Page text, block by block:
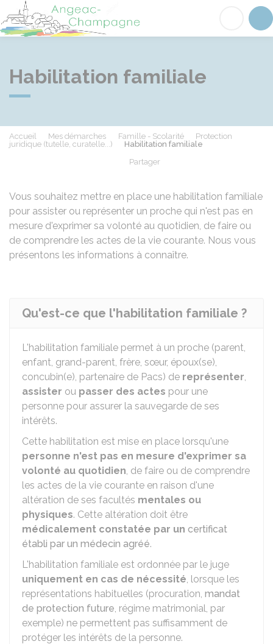
Angeac-Champagne
Habilitation familiale
Accueil Mes démarches Famille - Scolarité
Protection
juridique (tutelle, curatelle...)
Habilitation familiale
Partager
Vous souhaitez mettre en place une habilitation familiale
pour assister ou représenter un proche qui n'est pas en
mesure d'exprimer sa volonté au quotidien, de faire ou
de comprendre les actes de la vie courante. Nous vous
présentons les informations à connaître.
Qu'est-ce que l'habilitation familiale ?
L'habilitation familiale permet à un proche (parent,
enfant, grand-parent, frère, sœur, époux(se),
concubin(e), partenaire de Pacs) de représenter,
assister ou passer des actes pour une
personne pour assurer la sauvegarde de ses
intérêts.
Cette habilitation est mise en place lorsqu'une
personne n'est pas en mesure d'exprimer sa
volonté au quotidien, de faire ou de comprendre
les actes de la vie courante en raison d'une
altération de ses facultés mentales ou
physiques. Cette altération doit être
médicalement constatée par un certificat
établi par un médecin agréé.
L'habilitation familiale est ordonnée par le juge
uniquement en cas de nécessité, lorsque les
représentations habituelles (procuration, mandat
de protection future, régime matrimonial, par
exemple) ne permettent pas suffisamment de
protéger les intérêts de la personne.